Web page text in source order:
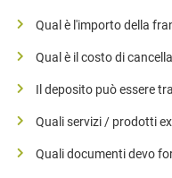
​Qual è l'importo della
​Qual è il costo di
​Il deposito può essere
​Quali servizi / prodotti
​Quali documenti devo